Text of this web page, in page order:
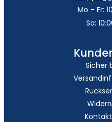
Mo – Fr:
Sa:
Sicher